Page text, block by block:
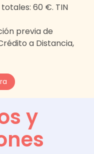
60 €. TIN
previa de
a Distancia,
y